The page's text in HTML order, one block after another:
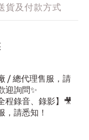
貨及付款方式
/ 總代理售服，請
迎詢問✨
程錄音、錄影】🎥
，請悉知！